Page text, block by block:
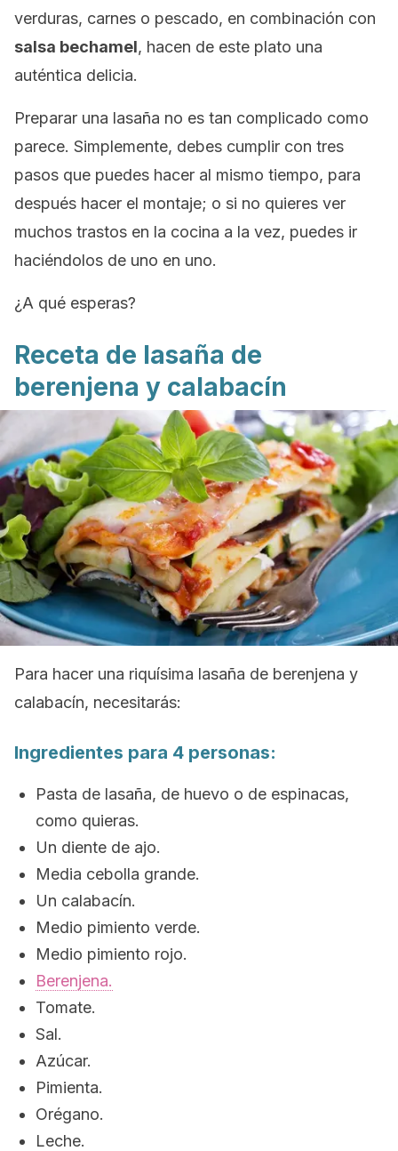
verduras, carnes o pescado, en combinación con
salsa bechamel, hacen de este plato una
auténtica delicia.
Preparar una lasaña no es tan complicado como
parece. Simplemente, debes cumplir con tres
pasos que puedes hacer al mismo tiempo, para
después hacer el montaje; o si no quieres ver
muchos trastos en la cocina a la vez, puedes ir
haciéndolos de uno en uno.
¿A qué esperas?
Receta de lasaña de
berenjena y calabacín
Para hacer una riquísima lasaña de berenjena y
calabacín, necesitarás:
Ingredientes para 4 personas:
Pasta de lasaña, de huevo o de espinacas,
como quieras.
Un diente de ajo.
Media cebolla grande.
Un calabacín.
Medio pimiento verde.
Medio pimiento rojo.
Berenjena.
Tomate.
Sal.
Azúcar.
Pimienta.
Orégano.
Leche.